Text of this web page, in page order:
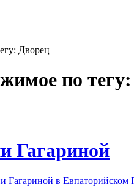
Дворец
по
Гагариной